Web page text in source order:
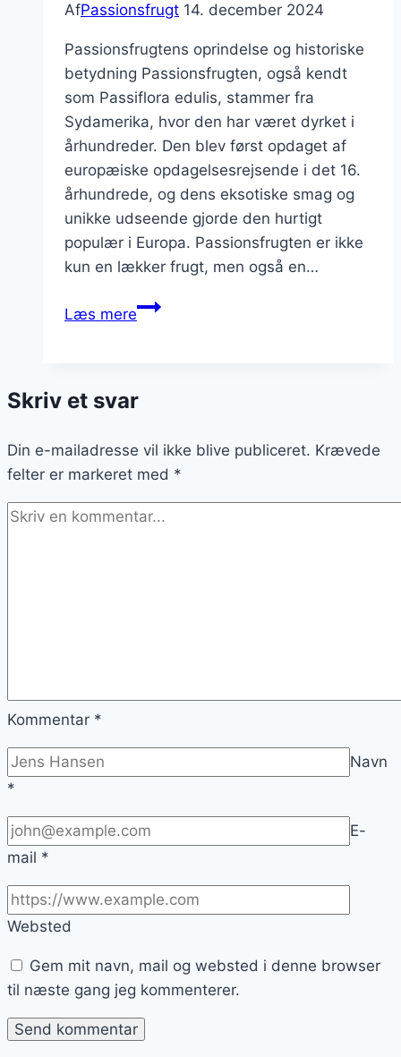
AfPassionsfrugt 14. december 2024
Passionsfrugtens oprindelse og historiske
betydning Passionsfrugten, også kendt
som Passiflora edulis, stammer fra
Sydamerika, hvor den har været dyrket i
århundreder. Den blev først opdaget af
europæiske opdagelsesrejsende i det 16.
århundrede, og dens eksotiske smag og
unikke udseende gjorde den hurtigt
populær i Europa. Passionsfrugten er ikke
kun en lækker frugt, men også en…
Læs merePassionsfrugt
dessert
Skriv et svar
Din e-mailadresse vil ikke blive publiceret. Krævede
felter er markeret med *
Kommentar *
Navn
*
E-
mail *
Websted
Gem mit navn, mail og websted i denne browser
til næste gang jeg kommenterer.